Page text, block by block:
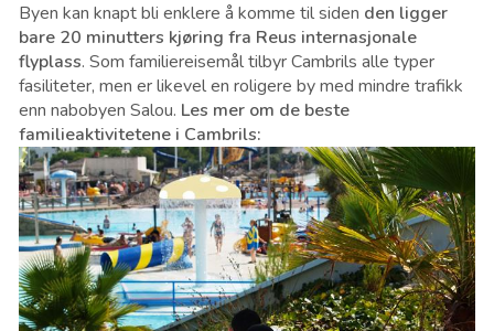
Byen kan knapt bli enklere å komme til siden den ligger
bare 20 minutters kjøring fra Reus internasjonale
flyplass. Som familiereisemål tilbyr Cambrils alle typer
fasiliteter, men er likevel en roligere by med mindre trafikk
enn nabobyen Salou. Les mer om de beste
familieaktivitetene i Cambrils: